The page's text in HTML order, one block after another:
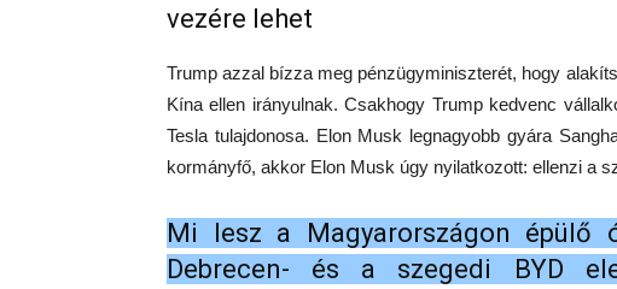
vezére lehet
Trump azzal bízza meg pénzügyminiszterét, hogy
Kína ellen irányulnak. Csakhogy Trump kedvenc
Tesla tulajdonosa. Elon Musk legnagyobb gyára
kormányfő, akkor Elon Musk úgy nyilatkozott: ellenzi a
Mi lesz a Magyarországon épülő
Debrecen- és a szegedi BYD